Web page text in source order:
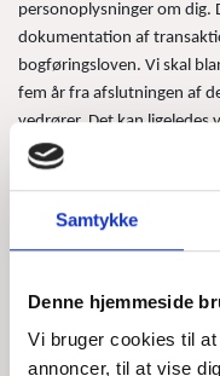
Samtykke
Denne hjemmeside
Vi bruger cookies til
annoncer, til at vise
personoplysninger om
dokumentation af
bogføringsloven. Vi skal
fem år fra afslutningen af
vedrører. Det kan
SKAT, så du kan få
skal ske med angivelse af
7.4
hos os, men fx blot bruger
kunne administrere de
cookie-håndtering eller